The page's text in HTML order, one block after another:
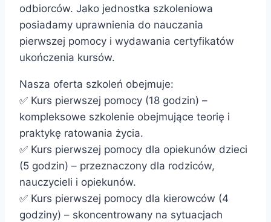
odbiorców. Jako jednostka szkoleniowa
posiadamy uprawnienia do nauczania
pierwszej pomocy i wydawania certyfikatów
ukończenia kursów.
Nasza oferta szkoleń obejmuje:
✅ Kurs pierwszej pomocy (18 godzin) –
kompleksowe szkolenie obejmujące teorię i
praktykę ratowania życia.
✅ Kurs pierwszej pomocy dla opiekunów dzieci
(5 godzin) – przeznaczony dla rodziców,
nauczycieli i opiekunów.
✅ Kurs pierwszej pomocy dla kierowców (4
godziny) – skoncentrowany na sytuacjach